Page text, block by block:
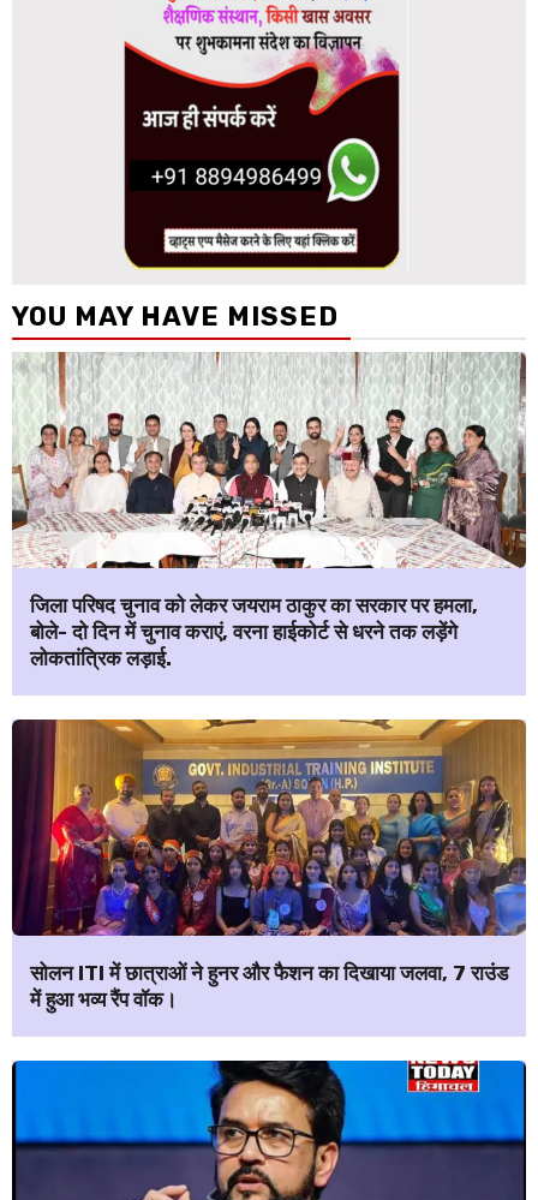
YOU MAY HAVE MISSED
जिला परिषद चुनाव को लेकर जयराम ठाकुर का सरकार पर हमला,
बोले- दो दिन में चुनाव कराएं, वरना हाईकोर्ट से धरने तक लड़ेंगे
लोकतांत्रिक लड़ाई.
सोलन ITI में छात्राओं ने हुनर और फैशन का दिखाया जलवा, 7 राउंड
में हुआ भव्य रैंप वॉक।